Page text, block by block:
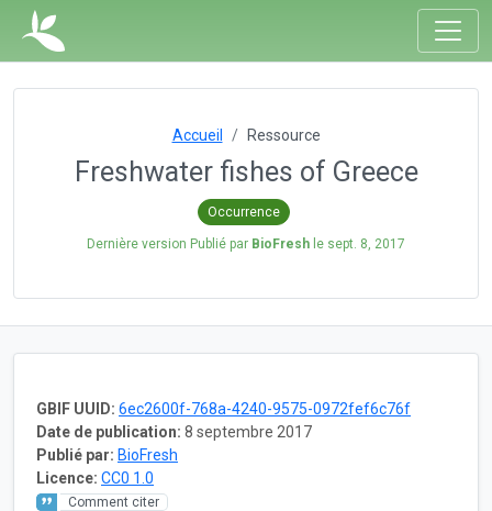
Accueil Ressource
Freshwater fishes of Greece
Occurrence
Dernière version Publié par BioFresh le sept. 8, 2017
GBIF UUID: 6ec2600f-768a-4240-9575-0972fef6c76f
Date de publication: 8 septembre 2017
Publié par: BioFresh
Licence: CC0 1.0
Comment citer